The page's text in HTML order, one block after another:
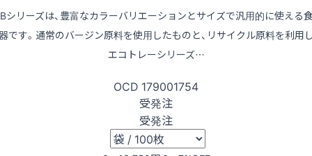
シリーズは、豊富なカラーバリエーションとサイズで汎用的に使える
です。通常のバージン原料を使用したものと、リサイクル原料を利用
エコトレーシリーズ…
OCD 179001754
受発注
受発注